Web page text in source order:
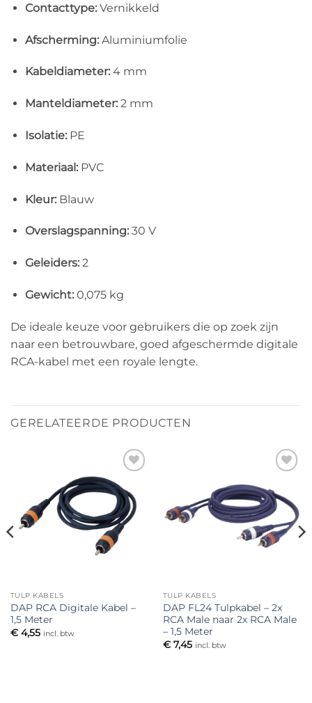
Contacttype:Vernikkeld
Afscherming:Aluminiumfolie
Kabeldiameter:4 mm
Manteldiameter:2 mm
Isolatie:PE
Materiaal:PVC
Kleur:Blauw
Overslagspanning:30 V
Geleiders:2
Gewicht:0,075 kg
De ideale keuze voor gebruikers die op zoek zijn
naar een betrouwbare, goed afgeschermde digitale
RCA-kabel met een royale lengte.
GERELATEERDE PRODUCTEN
Toevoegen
aan
verlanglijst
TULP KABELS
DAP RCA Digitale Kabel –
1,5 Meter
€4,55 incl. btw
aan
verlanglijst
TULP KABELS
DAP FL24 Tulpkabel – 2x
RCA Male naar 2x RCA Male
– 1,5 Meter
€7,45 incl. btw